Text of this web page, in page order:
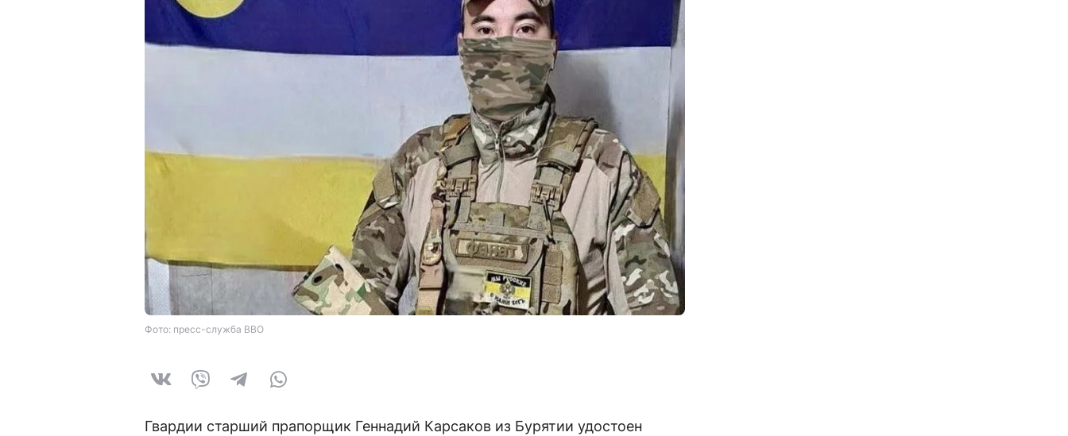
Фото: пресс-служба ВВО
Гвардии старший прапорщик Геннадий Карсаков из Бурятии удостоен